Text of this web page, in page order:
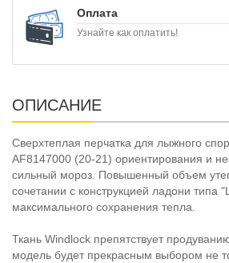
Оплата
Узнайте как оплатить!
ОПИСАНИЕ
Сверхтеплая перчатка для лыжного
AF8147000 (20-21) ориентирования и
сильный мороз. Повышенный объем
сочетании с конструкцией ладони типа
максимального сохранения тепла.
Ткань Windlock препятствует
модель будет прекрасным выбором не